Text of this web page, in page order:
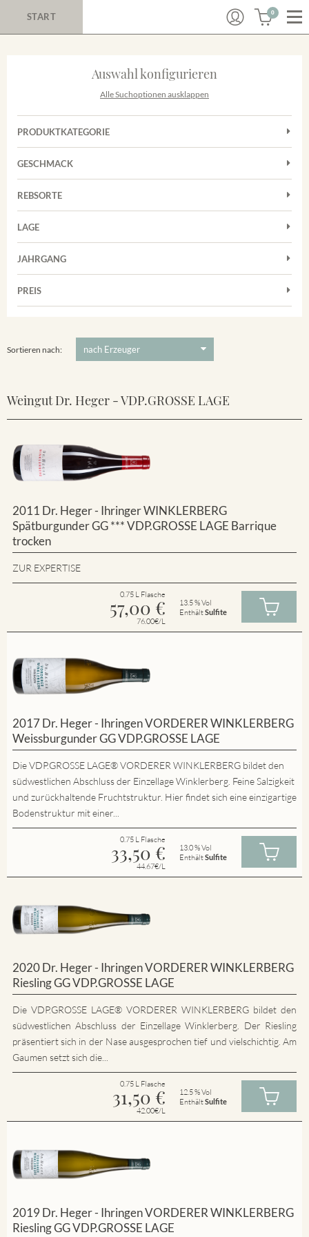
START 0
Auswahl konfigurieren
Alle Suchoptionen ausklappen
PRODUKTKATEGORIE
Cuvées
Rosé
Weißwein
GESCHMACK
Trocken
REBSORTE
Chardonnay
Grauburgunder
Riesling
LAGE
Achkarrer Schlossberg
Vorderer Winklerberg
Winklerberg Hinter Winklen
JAHRGANG
PREIS
Sortieren nach:
Weingut Dr. Heger - VDP.GROSSE LAGE
2011 Dr. Heger - Ihringer WINKLERBERG
Spätburgunder GG *** VDP.GROSSE LAGE Barrique
trocken
ZUR EXPERTISE
0.75 L Flasche
57,00 €
76.00€/L
13.5 % Vol
EnthältSulfite
2017 Dr. Heger - Ihringen VORDERER WINKLERBERG
Weissburgunder GG VDP.GROSSE LAGE
Die VDP.GROSSE LAGE® VORDERER WINKLERBERG bildet den
südwestlichen Abschluss der Einzellage Winklerberg. Feine Salzigkeit
und zurückhaltende Fruchtstruktur. Hier findet sich eine einzigartige
Bodenstruktur mit einer...
0.75 L Flasche
33,50 €
44.67€/L
13.0 % Vol
EnthältSulfite
2020 Dr. Heger - Ihringen VORDERER WINKLERBERG
Riesling GG VDP.GROSSE LAGE
Die VDP.GROSSE LAGE® VORDERER WINKLERBERG bildet den
südwestlichen Abschluss der Einzellage Winklerberg. Der Riesling
präsentiert sich in der Nase ausgesprochen tief und vielschichtig. Am
Gaumen setzt sich die...
0.75 L Flasche
31,50 €
42.00€/L
12.5 % Vol
EnthältSulfite
2019 Dr. Heger - Ihringen VORDERER WINKLERBERG
Riesling GG VDP.GROSSE LAGE